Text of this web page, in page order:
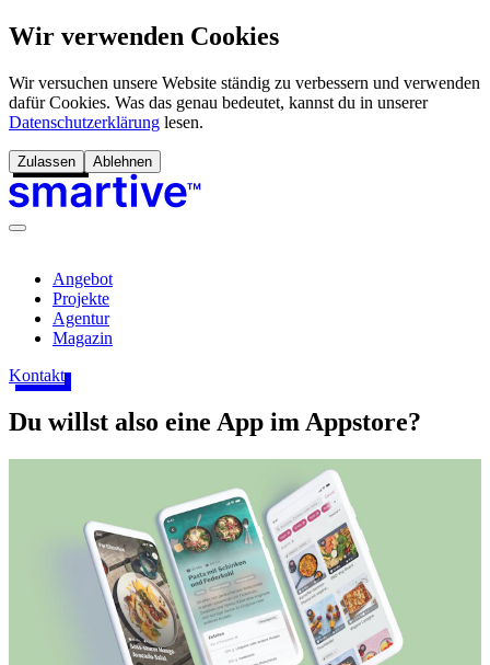
Wir verwenden Cookies
Wir versuchen unsere Website ständig zu verbessern und verwenden
dafür Cookies. Was das genau bedeutet, kannst du in unserer
Datenschutzerklärung lesen.
Zulassen Ablehnen
Angebot
Projekte
Agentur
Magazin
Kontakt
Du willst also eine App im Appstore?